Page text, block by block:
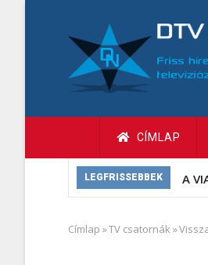
tartalomra
Fő
navigáció
CÍMLAP
LEGFRISSEBBEK A
Morzsa
Címlap »TV csatornák »